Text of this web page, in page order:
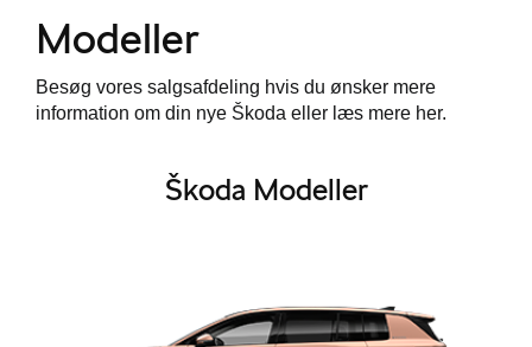
Modeller
Besøg vores salgsafdeling hvis du ønsker mere
information om din nye Škoda eller læs mere her.
Škoda Modeller